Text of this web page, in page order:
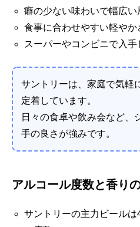
癖の少ない味わいで幅広い
食事に合わせやすい軽やか
スーパーやコンビニで入手
サントリーは、家庭で気軽
定着しています。
日々の食卓や飲み会など、
手の良さが強みです。
アルコール度数と香り
サントリーの主力ビール